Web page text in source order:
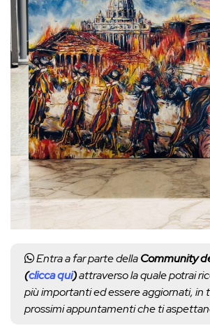
Entra a far parte dellaCommunity
(clicca qui)attraverso la quale potrai
più importanti ed essere aggiornati, in
prossimi appuntamenti che ti